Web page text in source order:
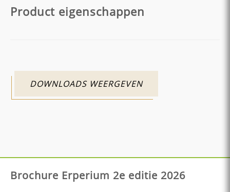
Product eigenschappen
DOWNLOADS WEERGEVEN
Brochure Erperium 2e editie 2026